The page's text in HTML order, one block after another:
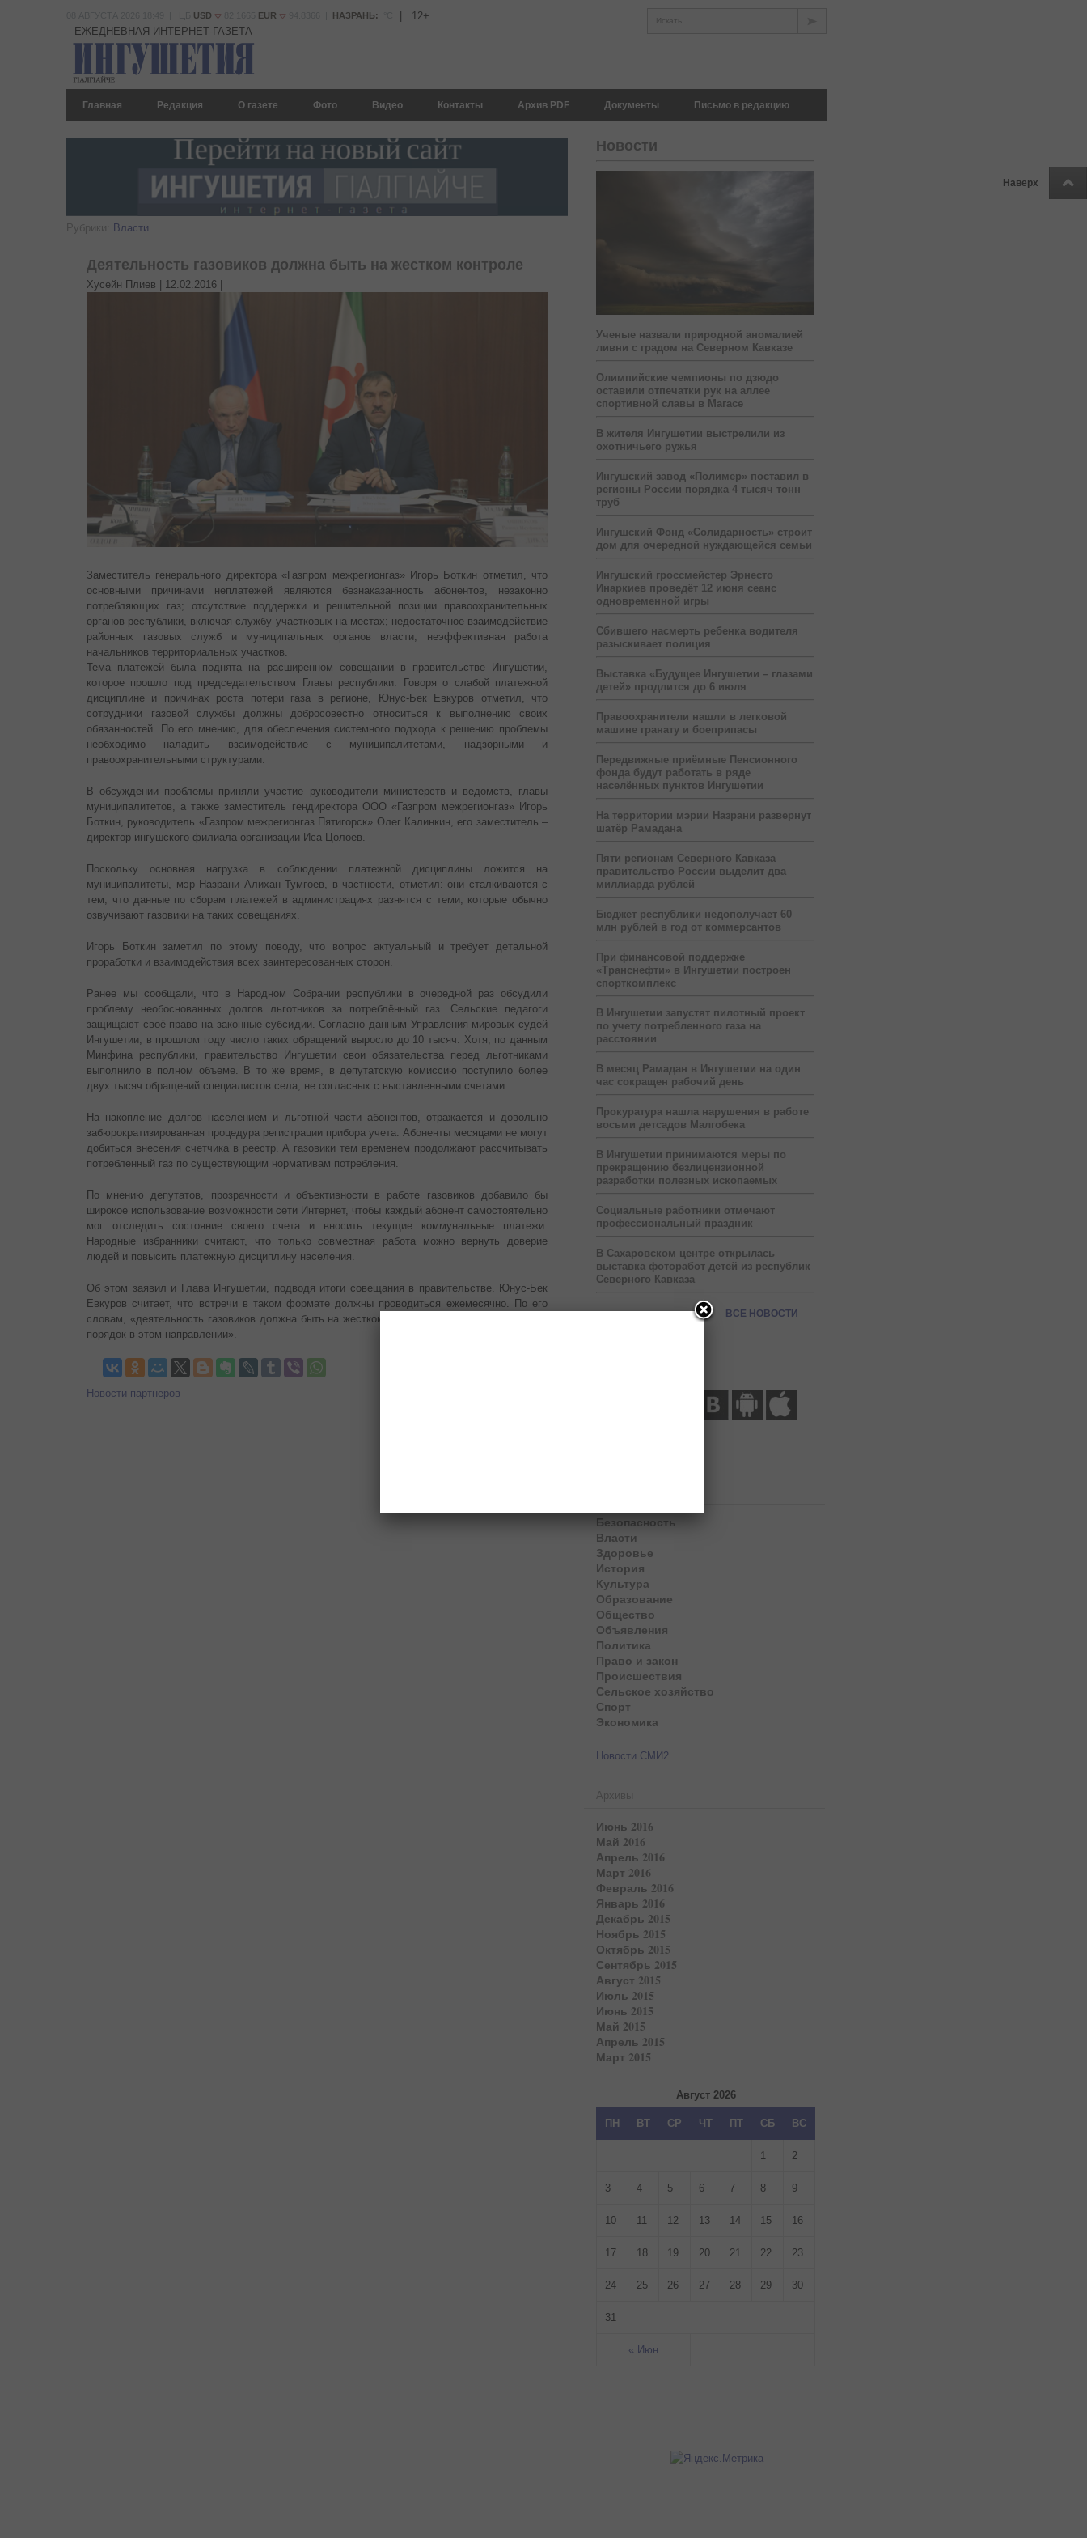
Наверх
USD EUR НАЗРАНЬ: 12+ Искать
ЕЖЕДНЕВНАЯ ИНТЕРНЕТ-ГАЗЕТА
Главная Редакция О газете Фото Видео Контакты Архив PDF Документы Письмо в редакцию
Рубрики: Власти
Деятельность газовиков должна быть на жестком контроле
Хусейн Плиев | 12.02.2016
Заместитель генерального директора «Газпром межрегионгаз» Игорь Боткин отметил, что
основными причинами неплатежей являются безнаказанность абонентов, незаконно
потребляющих газ; отсутствие поддержки и решительной позиции правоохранительных
органов республики, включая службу участковых на местах; недостаточное взаимодействие
районных газовых служб и муниципальных органов власти; неэффективная работа
начальников территориальных участков.
Тема платежей была поднята на расширенном совещании в правительстве Ингушетии,
которое прошло под председательством Главы республики. Говоря о слабой платежной
дисциплине и причинах роста потери газа в регионе, Юнус-Бек Евкуров отметил, что
сотрудники газовой службы должны добросовестно относиться к выполнению своих
обязанностей. По его мнению, для обеспечения системного подхода к решению проблемы
необходимо наладить взаимодействие с муниципалитетами, надзорными и
правоохранительными структурами.
В обсуждении проблемы приняли участие руководители министерств и ведомств, главы
муниципалитетов, а также заместитель гендиректора ООО «Газпром межрегионгаз» Игорь
Боткин, руководитель «Газпром межрегионгаз Пятигорск» Олег Калинкин, его заместитель –
директор ингушского филиала организации Иса Цолоев.
Поскольку основная нагрузка в соблюдении платежной дисциплины ложится на
муниципалитеты, мэр Назрани Алихан Тумгоев, в частности, отметил: они сталкиваются с
тем, что данные по сборам платежей в администрациях разнятся с теми, которые обычно
озвучивают газовики на таких совещаниях.
Игорь Боткин заметил по этому поводу, что вопрос актуальный и требует детальной
проработки и взаимодействия всех заинтересованных сторон.
Ранее мы сообщали, что в Народном Собрании республики в очередной раз обсудили
проблему необоснованных долгов льготников за потреблённый газ. Сельские педагоги
защищают своё право на законные субсидии. Согласно данным Управления мировых судей
Ингушетии, в прошлом году число таких обращений выросло до 10 тысяч. Хотя, по данным
Минфина республики, правительство Ингушетии свои обязательства перед льготниками
выполнило в полном объеме. В то же время, в депутатскую комиссию поступило более
двух тысяч обращений специалистов села, не согласных с выставленными счетами.
На накопление долгов населением и льготной части абонентов, отражается и довольно
забюрократизированная процедура регистрации прибора учета. Абоненты месяцами не могут
добиться внесения счетчика в реестр. А газовики тем временем продолжают рассчитывать
потребленный газ по существующим нормативам потребления.
По мнению депутатов, прозрачности и объективности в работе газовиков добавило бы
широкое использование возможности сети Интернет, чтобы каждый абонент самостоятельно
мог отследить состояние своего счета и вносить текущие коммунальные платежи.
Народные избранники считают, что только совместная работа можно вернуть доверие
людей и повысить платежную дисциплину населения.
Об этом заявил и Глава Ингушетии, подводя итоги совещания в правительстве. Юнус-Бек
Евкуров считает, что встречи в таком формате должны проводиться ежемесячно. По его
словам, «деятельность газовиков должна быть на жестком контроле, что позволит навести
порядок в этом направлении».
Новости партнеров
Новости
Ученые назвали природной аномалией
ливни с градом на Северном Кавказе
Олимпийские чемпионы по дзюдо
оставили отпечатки рук на аллее
спортивной славы в Магасе
В жителя Ингушетии выстрелили из
охотничьего ружья
Ингушский завод «Полимер» поставил в
регионы России порядка 4 тысяч тонн
труб
Ингушский Фонд «Солидарность» строит
дом для очередной нуждающейся семьи
Ингушский гроссмейстер Эрнесто
Инаркиев проведёт 12 июня сеанс
одновременной игры
Сбившего насмерть ребенка водителя
разыскивает полиция
Выставка «Будущее Ингушетии – глазами
детей» продлится до 6 июля
Правоохранители нашли в легковой
машине гранату и боеприпасы
Передвижные приёмные Пенсионного
фонда будут работать в ряде
населённых пунктов Ингушетии
На территории мэрии Назрани развернут
шатёр Рамадана
Пяти регионам Северного Кавказа
правительство России выделит два
миллиарда рублей
Бюджет республики недополучает 60
млн рублей в год от коммерсантов
При финансовой поддержке
«Транснефти» в Ингушетии построен
спорткомплекс
В Ингушетии запустят пилотный проект
по учету потребленного газа на
расстоянии
В месяц Рамадан в Ингушетии на один
час сокращен рабочий день
Прокуратура нашла нарушения в работе
восьми детсадов Малгобека
В Ингушетии принимаются меры по
прекращению безлицензионной
разработки полезных ископаемых
Социальные работники отмечают
профессиональный праздник
В Сахаровском центре открылась
выставка фоторабот детей из республик
Северного Кавказа
ВСЕ НОВОСТИ
Безопасность
Власти
Здоровье
История
Культура
Образование
Общество
Объявления
Политика
Право и закон
Происшествия
Сельское хозяйство
Спорт
Экономика
Новости СМИ2
Архивы
Июнь 2016
Май 2016
Апрель 2016
Март 2016
Февраль 2016
Январь 2016
Декабрь 2015
Ноябрь 2015
Октябрь 2015
Сентябрь 2015
Август 2015
Июль 2015
Июнь 2015
Май 2015
Апрель 2015
Март 2015
Август 2026
ПН ВТ СР ЧТ ПТ СБ ВС
« Июн
1 2
3 4 5 6 7 8 9
10 11 12 13 14 15 16
17 18 19 20 21 22 23
24 25 26 27 28 29 30
31